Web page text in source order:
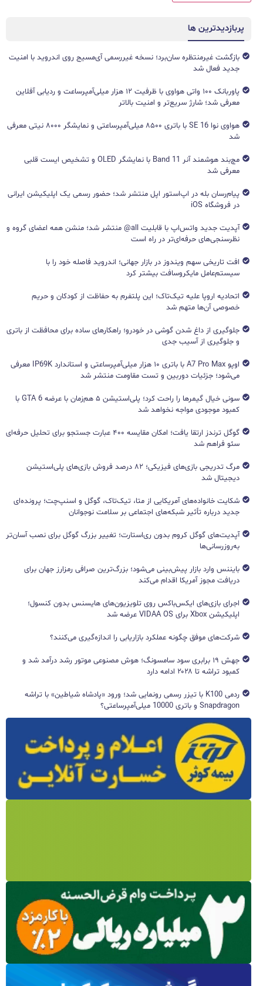
پربازدیدترین ها
بازگشت غیرمنتظره سان‌برد؛ نسخه غیررسمی آی‌مسیج روی اندروید با امنیت
جدید فعال شد
پاوربانک ۱۰۰ واتی هواوی با ظرفیت ۱۲ هزار میلی‌آمپرساعت و ردیابی آفلاین
معرفی شد؛ شارژ سریع‌تر و امنیت بالاتر
هواوی نوا 16 SE با باتری ۸۵۰۰ میلی‌آمپرساعتی و نمایشگر ۸۰۰۰ نیتی معرفی
شد
مچ‌بند هوشمند آنر Band 11 با نمایشگر OLED و تشخیص ایست قلبی
معرفی شد
پیام‌رسان بله در اپ‌استور اپل منتشر شد؛ حضور رسمی یک اپلیکیشن ایرانی
در فروشگاه iOS
آپدیت جدید واتس‌اپ با قابلیت all@ منتشر شد؛ منشن همه اعضای گروه و
نظرسنجی‌های حرفه‌ای‌تر در راه است
افت تاریخی سهم ویندوز در بازار جهانی؛ اندروید فاصله خود را با
سیستم‌عامل مایکروسافت بیشتر کرد
اتحادیه اروپا علیه تیک‌تاک؛ این پلتفرم به حفاظت از کودکان و حریم
خصوصی آن‌ها متهم شد
جلوگیری از داغ شدن گوشی در خودرو؛ راهکارهای ساده برای محافظت از باتری
و جلوگیری از آسیب جدی
اوپو A7 Pro Max با باتری ۱۰ هزار میلی‌آمپرساعتی و استاندارد IP69K معرفی
می‌شود؛ جزئیات دوربین و تست مقاومت منتشر شد
سونی خیال گیمرها را راحت کرد؛ پلی‌استیشن ۵ هم‌زمان با عرضه GTA 6 با
کمبود موجودی مواجه نخواهد شد
گوگل ترندز ارتقا یافت؛ امکان مقایسه ۴۰۰ عبارت جستجو برای تحلیل حرفه‌ای
سئو فراهم شد
مرگ تدریجی بازی‌های فیزیکی؛ ۸۲ درصد فروش بازی‌های پلی‌استیشن
دیجیتال شد
شکایت خانواده‌های آمریکایی از متا، تیک‌تاک، گوگل و اسنپ‌چت؛ پرونده‌ای
جدید درباره تأثیر شبکه‌های اجتماعی بر سلامت نوجوانان
آپدیت‌های گوگل کروم بدون ری‌استارت؛ تغییر بزرگ گوگل برای نصب آسان‌تر
به‌روزرسانی‌ها
بایننس وارد بازار پیش‌بینی می‌شود؛ بزرگ‌ترین صرافی رمزارز جهان برای
دریافت مجوز آمریکا اقدام می‌کند
اجرای بازی‌های ایکس‌باکس روی تلویزیون‌های هایسنس بدون کنسول؛
اپلیکیشن Xbox برای VIDAA OS عرضه شد
شرکت‌های موفق چگونه عملکرد بازاریابی را اندازه‌گیری می‌کنند؟
جهش ۱۹ برابری سود سامسونگ؛ هوش مصنوعی موتور رشد درآمد شد و
کمبود تراشه تا ۲۰۲۸ ادامه دارد
ردمی K100 با تیزر رسمی رونمایی شد؛ ورود «پادشاه شیاطین» با تراشه
Snapdragon و باتری 10000 میلی‌آمپرساعتی؟